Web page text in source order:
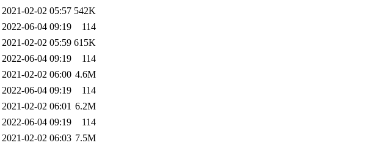
2021-02-02 05:57 542K
2022-06-04 09:19
114
2021-02-02 05:59 615K
2022-06-04 09:19
114
2021-02-02 06:00 4.6M
2022-06-04 09:19
114
2021-02-02 06:01 6.2M
2022-06-04 09:19
114
2021-02-02 06:03 7.5M